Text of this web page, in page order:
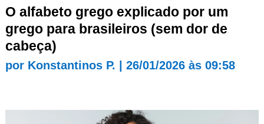
O alfabeto grego explicado por um
grego para brasileiros (sem dor de
cabeça)
por Konstantinos P. 26/01/2026 às 09:58